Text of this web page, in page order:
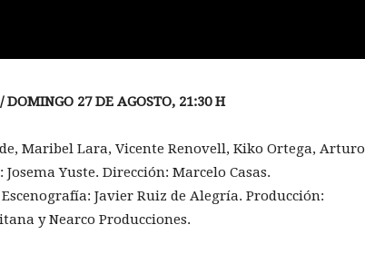
DOMINGO 27 DE AGOSTO, 21:30 H
Maribel Lara, Vicente Renovell, Kiko Ortega, Arturo
Yuste. Dirección: Marcelo Casas.
Javier Ruiz de Alegría. Producción:
y Nearco Producciones.